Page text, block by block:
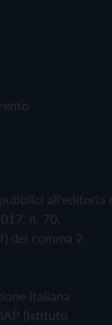
all'editoria
n. 70.
del comma 2
Italiana
(Istituto